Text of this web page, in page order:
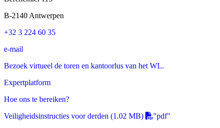
B-2140 Antwerpen
+32 3 224 60 35
e-mail
Bezoek virtueel de toren en kantoorlus van het WL.
Expertplatform
Hoe ons te bereiken?
Veiligheidsinstructies voor derden (1.02 MB)
"pdf"